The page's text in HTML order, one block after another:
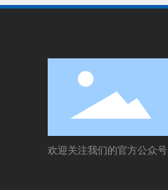
欢迎关注我们的官方公众号